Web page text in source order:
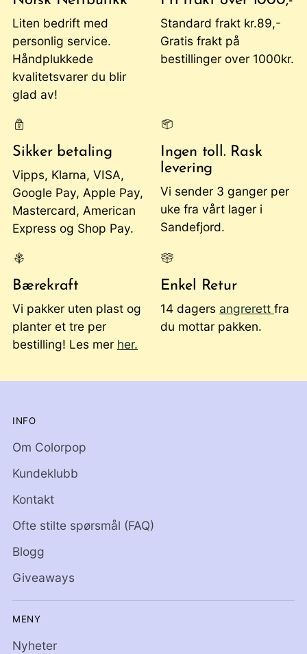
Liten bedrift med
personlig service.
Håndplukkede
kvalitetsvarer du blir
glad av!
Standard frakt kr.89,-
Gratis frakt på
bestillinger over 1000kr.
Sikker betaling
Vipps, Klarna, VISA,
Google Pay, Apple Pay,
Mastercard, American
Express og Shop Pay.
Ingen toll. Rask
levering
Vi sender 3 ganger per
uke fra vårt lager i
Sandefjord.
Bærekraft
Vi pakker uten plast og
planter et tre per
bestilling! Les mer her.
Enkel Retur
14 dagers angrerett fra
du mottar pakken.
INFO
Om Colorpop
Kundeklubb
Kontakt
Ofte stilte spørsmål (FAQ)
Blogg
Giveaways
MENY
Nyheter